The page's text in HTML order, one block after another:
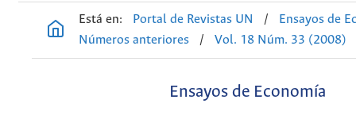
Está en: Portal de Revistas UN /
Ensayos de
Números anteriores
/ Vol. 18 Núm. 33 (2008)
Ensayos de Economía